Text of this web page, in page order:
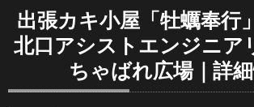
出張カキ小屋「牡蠣奉行
北口アシストエンジニア
ちゃばれ広場｜詳